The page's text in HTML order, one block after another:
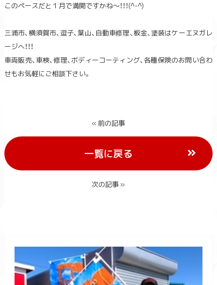
このペースだと１月で満開ですかね～！！！(^-^)
三浦市、横須賀市、逗子、葉山、自動車修理、板金、塗装はケーエヌガレ
ージへ！！！
車両販売、車検、修理、ボディーコーティング、各種保険のお問い合わ
せもお気軽にご相談下さい。
« 前の記事
一覧に戻る
次の記事 »